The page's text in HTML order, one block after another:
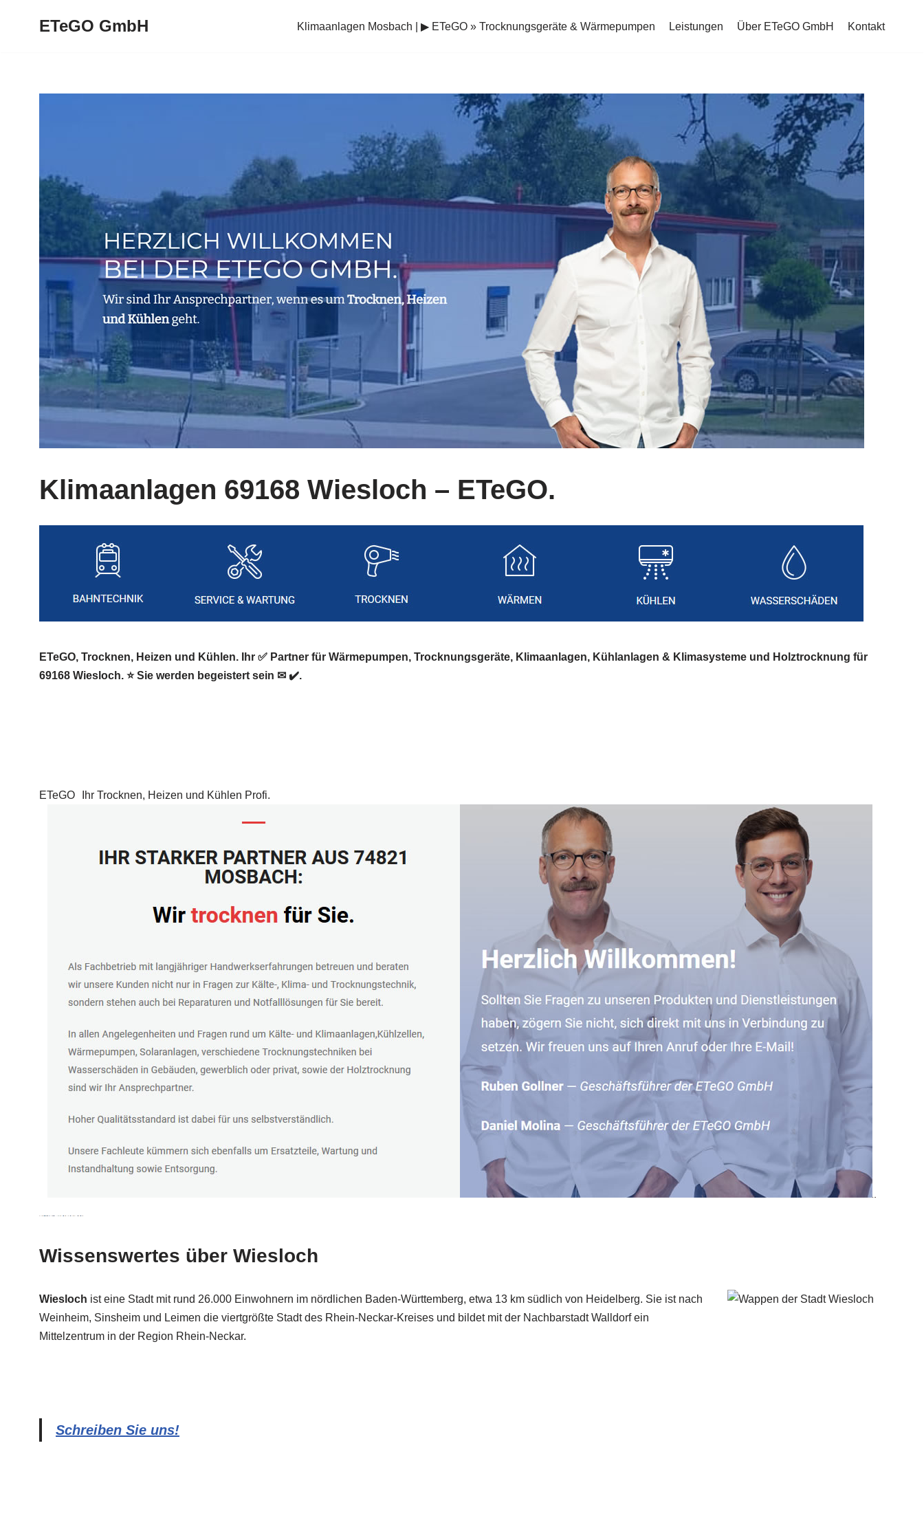
ETeGO GmbH Klimaanlagen Mosbach | ▶︎ ETeGO » Trocknungsgeräte & Wärmepumpen Leistungen Über ETeGO GmbH Kontakt
Klimaanlagen 69168 Wiesloch – ETeGO.
ETeGO, Trocknen, Heizen und Kühlen. Ihr ✅ Partner für Wärmepumpen, Trocknungsgeräte, Klimaanlagen, Kühlanlagen & Klimasysteme und Holztrocknung für
69168 Wiesloch. ⭐ Sie werden begeistert sein ✉ ✔️.
ETeGO Ihr Trocknen, Heizen und Kühlen Profi.
Wissenswertes über Wiesloch
Wiesloch ist eine Stadt mit rund 26.000 Einwohnern im nördlichen Baden-Württemberg, etwa 13 km südlich von Heidelberg. Sie ist nach
Weinheim, Sinsheim und Leimen die viertgrößte Stadt des Rhein-Neckar-Kreises und bildet mit der Nachbarstadt Walldorf ein
Mittelzentrum in der Region Rhein-Neckar.
Schreiben Sie uns!